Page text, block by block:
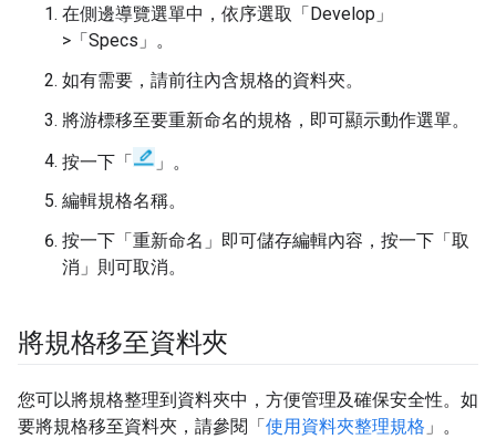
在側邊導覽選單中，依序選取「Develop」
>「Specs」 。
如有需要，請前往內含規格的資料夾。
將游標移至要重新命名的規格，即可顯示動作選單。
按一下「
」。
編輯規格名稱。
按一下「重新命名」 即可儲存編輯內容，按一下「取
消」 則可取消。
將規格移至資料夾
您可以將規格整理到資料夾中，方便管理及確保安全性。如
要將規格移至資料夾，請參閱「 使用資料夾整理規格 」。